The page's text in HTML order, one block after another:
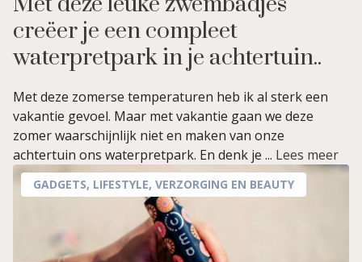
creëer je een compleet
waterpretpark in je achtertuin..
Met deze zomerse temperaturen heb ik al sterk een
vakantie gevoel. Maar met vakantie gaan we deze
zomer waarschijnlijk niet en maken van onze
achtertuin ons waterpretpark. En denk je ... Lees meer
GADGETS, LIFESTYLE, VERZORGING EN BEAUTY